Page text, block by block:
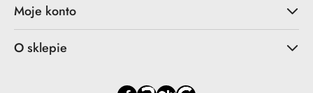
Moje konto
O sklepie